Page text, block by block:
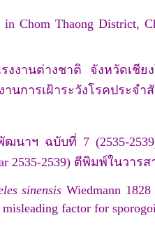
in Chom Thaong District,
งงานต่างชาติ จังหวัดเชีย
การเฝ้าระวังโรคประจ
าฯ ฉบับที่ 7 (2535-
2535-2539) ตีพิมพ์ในวา
sinensis Wiedmann
misleading factor for